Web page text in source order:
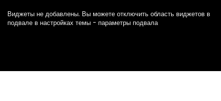
Виджеты не добавлены. Вы можете отключить область виджетов в
подвале в настройках темы - параметры подвала